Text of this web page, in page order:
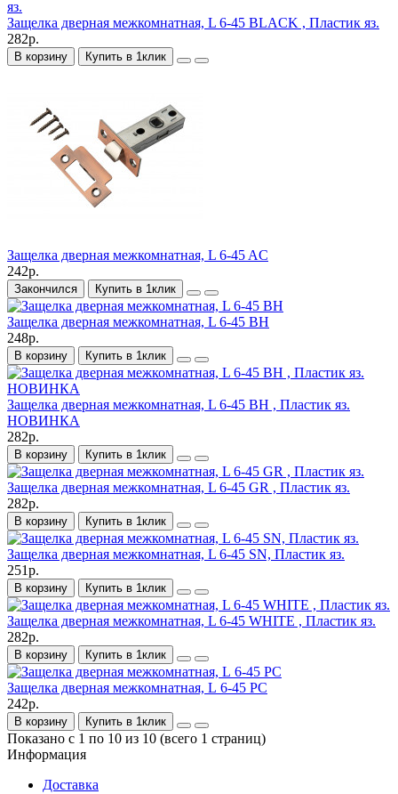
Защелка дверная межкомнатная, L 6-45 BLACK , Пластик яз.
282р.
В корзину Купить в 1клик
Защелка дверная межкомнатная, L 6-45 AC
242р.
Закончился Купить в 1клик
Защелка дверная межкомнатная, L 6-45 BH
248р.
В корзину Купить в 1клик
Защелка дверная межкомнатная, L 6-45 BH , Пластик яз.
НОВИНКА
282р.
В корзину Купить в 1клик
Защелка дверная межкомнатная, L 6-45 GR , Пластик яз.
282р.
В корзину Купить в 1клик
Защелка дверная межкомнатная, L 6-45 SN, Пластик яз.
251р.
В корзину Купить в 1клик
Защелка дверная межкомнатная, L 6-45 WHITE , Пластик яз.
282р.
В корзину Купить в 1клик
Защелка дверная межкомнатная, L 6-45 PC
242р.
В корзину Купить в 1клик
Показано с 1 по 10 из 10 (всего 1 страниц)
Информация
Доставка